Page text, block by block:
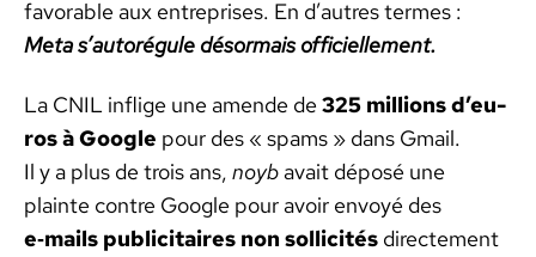
favor­able aux entre­pris­es. En d’autres ter­mes :
Meta s’au­torégule désor­mais offi­cielle­ment.
La CNIL inflige une amende de325 mil­lions d’eu­
ros à Google pour des « spams » dans Gmail.
Il y a plus de trois ans, noyb avait déposé une
plainte con­tre Google pour avoir envoyé des
e‑mails pub­lic­i­taires non sol­lic­ités directe­ment